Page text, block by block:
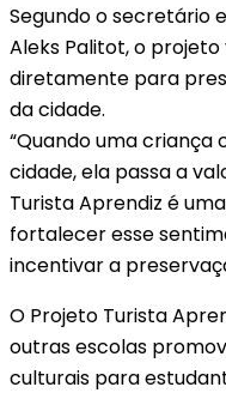
Segundo o secretário
Aleks Palitot, o
diretamente para
da cidade.
“Quando uma criança
cidade, ela passa a
Turista Aprendiz é
fortalecer esse
incentivar a
O Projeto Turista
outras escolas
culturais para